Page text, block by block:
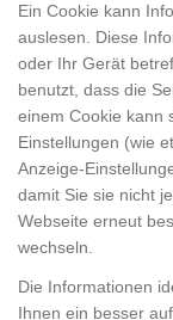
Ein Cookie kann
auslesen. Diese
oder Ihr Gerät
benutzt, dass die
einem Cookie kann
Einstellungen (wie
Anzeige-
damit Sie sie nicht
Webseite erneut
wechseln.
Die Informationen
Ihnen ein besser